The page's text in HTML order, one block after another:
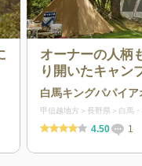
オーナーの人柄
り開いたキャン
白馬キングパパイ
甲信越地方 長野県 白馬
4.50 1